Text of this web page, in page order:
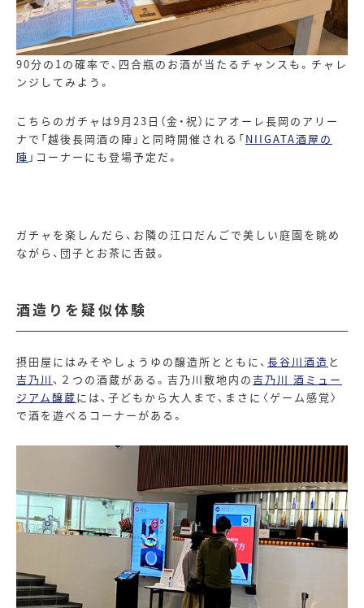
90分の 1の確率で、四合瓶のお酒が当たるチャンスも。チャレ
ンジしてみよう。
こちらのガチャは9月23日（金・祝）にアオーレ長岡のアリー
ナで「越後長岡酒の陣」と同時開催される「NIIGATA酒屋の
陣 」コーナーにも登場予定だ。
ガチャを楽しんだら、お隣の江口だんごで美しい庭園を眺め
ながら、団子とお茶に舌鼓。
酒造りを疑似体験
摂田屋にはみそやしょうゆの醸造所とともに、 長谷川酒造 と
吉乃川 、２つの酒蔵がある。吉乃川敷地内の吉乃川 酒ミュー
ジアム醸蔵には、子どもから大人まで、まさに〈ゲーム感覚〉
で酒を遊べるコーナーがある。